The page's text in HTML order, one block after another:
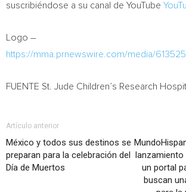
suscribiéndose a su canal de YouTube
Logo –
https://mma.prnewswire.com/media/
FUENTE St. Jude Children’s Research
Artículo anterior
México y todos sus destinos se
preparan para la celebración del
Día de Muertos
un portal
buscan